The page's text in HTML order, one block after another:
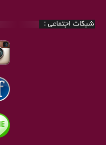
شبکات اجتماعی :